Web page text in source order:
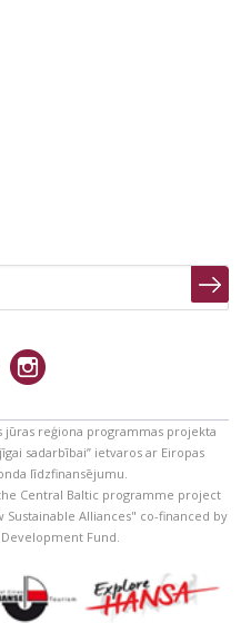
jūras reģiona programmas projekta
sadarbībai” ietvaros ar Eiropas
līdzfinansējumu.
Central Baltic programme project
Sustainable Alliances" co-financed by
Fund.